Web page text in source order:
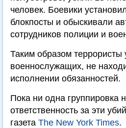
человек. Боевики
блокпосты и обыскивали
сотрудников полиции и
Таким образом террористы
военнослужащих, не
исполнении обязанностей.
Пока ни одна группировка
ответственность за эти
газета The New York Times.